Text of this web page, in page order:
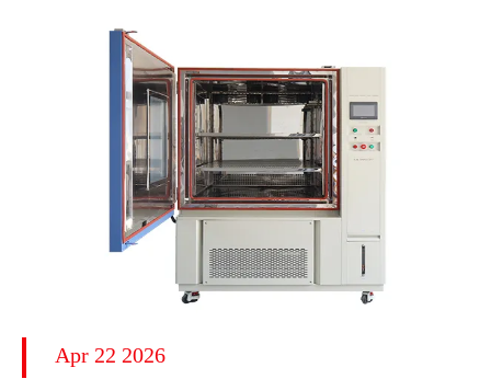
Apr 22 2026